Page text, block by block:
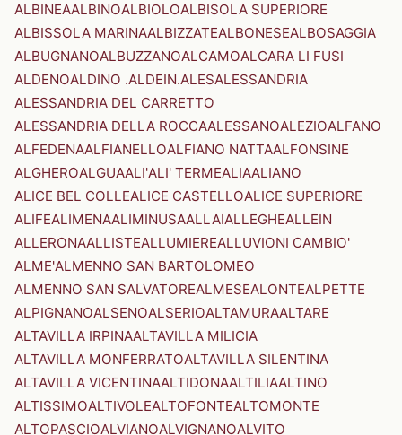
ALBINEAALBINOALBIOLOALBISOLA SUPERIORE
ALBISSOLA MARINAALBIZZATEALBONESEALBOSAGGIA
ALBUGNANOALBUZZANOALCAMOALCARA LI FUSI
ALDENOALDINO .ALDEIN.ALESALESSANDRIA
ALESSANDRIA DEL CARRETTO
ALESSANDRIA DELLA ROCCAALESSANOALEZIOALFANO
ALFEDENAALFIANELLOALFIANO NATTAALFONSINE
ALGHEROALGUAALI'ALI' TERMEALIAALIANO
ALICE BEL COLLEALICE CASTELLOALICE SUPERIORE
ALIFEALIMENAALIMINUSAALLAIALLEGHEALLEIN
ALLERONAALLISTEALLUMIEREALLUVIONI CAMBIO'
ALME'ALMENNO SAN BARTOLOMEO
ALMENNO SAN SALVATOREALMESEALONTEALPETTE
ALPIGNANOALSENOALSERIOALTAMURAALTARE
ALTAVILLA IRPINAALTAVILLA MILICIA
ALTAVILLA MONFERRATOALTAVILLA SILENTINA
ALTAVILLA VICENTINAALTIDONAALTILIAALTINO
ALTISSIMOALTIVOLEALTOFONTEALTOMONTE
ALTOPASCIOALVIANOALVIGNANOALVITO